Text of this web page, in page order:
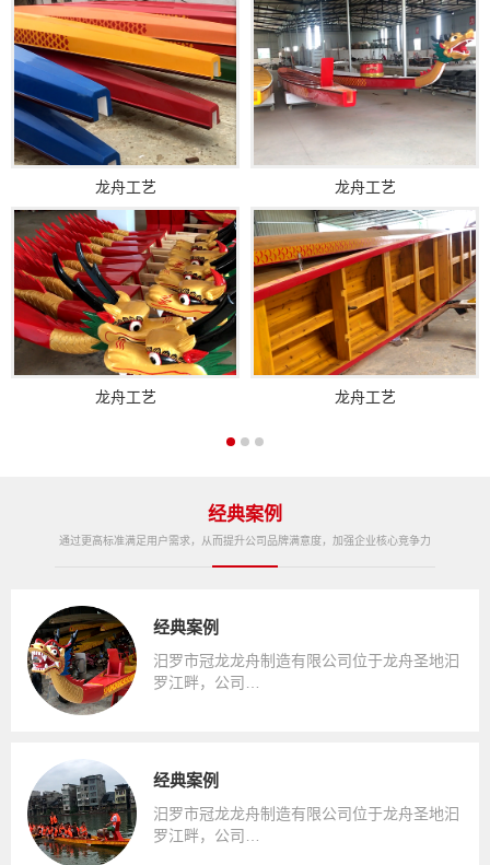
龙舟工艺
龙舟工艺
龙舟工艺
龙舟工艺
经典案例
通过更高标准满足用户需求，从而提升公司品牌满意度，加强企业核心竞争力
经典案例
汨罗市冠龙龙舟制造有限公司位于龙舟圣地汩
罗江畔，公司…
经典案例
汨罗市冠龙龙舟制造有限公司位于龙舟圣地汩
罗江畔，公司…